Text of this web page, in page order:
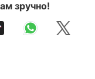
зручно!